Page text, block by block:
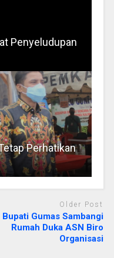
Penyeludupan
Perhatikan
Older Post
Bupati Gumas Sambangi
Rumah Duka ASN Biro
Organisasi